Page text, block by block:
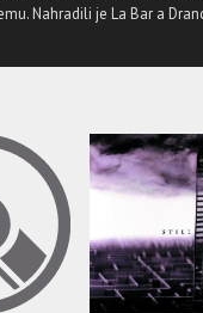
Nahradili je La Bar a